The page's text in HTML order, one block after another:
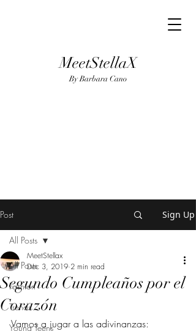
MeetStellaX
By Barbara Cano
Post Sign Up
All Posts
Fashion
Trends
Young Teens
All Posts
Segundo Cumpleaños por el
Corazón
MeetStellax
Dec 3, 2019 2 min read
Vamos a jugar a las adivinanzas: